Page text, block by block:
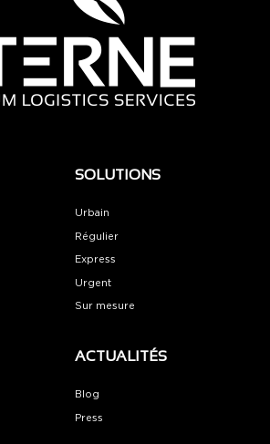
SOLUTIONS
Urbain
Régulier
Express
Urgent
Sur mesure
ACTUALITÉS
Blog
Press